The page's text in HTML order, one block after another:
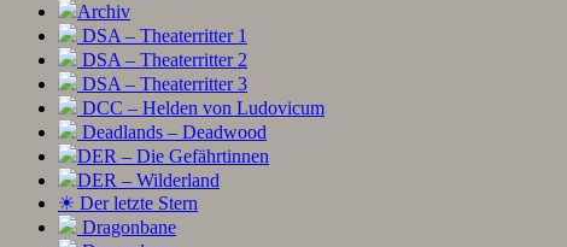
Archiv
DSA – Theaterritter 1
DSA – Theaterritter 2
DSA – Theaterritter 3
DCC – Helden von Ludovicum
Deadlands – Deadwood
DER – Die Gefährtinnen
DER – Wilderland
☀ Der letzte Stern
Dragonbane